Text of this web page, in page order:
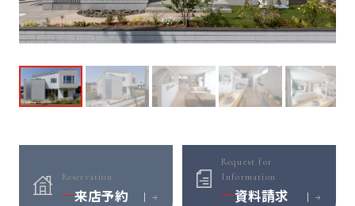
Reservation
来店予約
Request for
Information
資料請求